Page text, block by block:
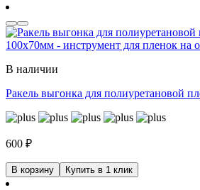
В наличии
Ракель выгонка для полиуретановой
600 ₽
В корзину Купить в 1 клик